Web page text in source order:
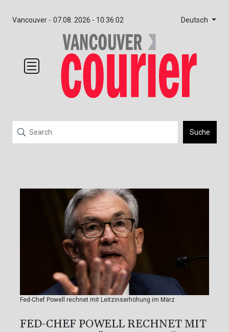
Vancouver - 07.08. 2026 - 10:36:02 Deutsch
Suche
Fed-Chef Powell rechnet mit Leitzinserhöhung im März
FED-CHEF POWELL RECHNET MIT